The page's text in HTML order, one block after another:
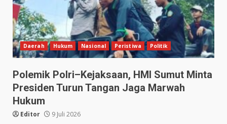
Daerah Hukum Nasional Peristiwa Politik
Polemik Polri–Kejaksaan, HMI Sumut Minta
Presiden Turun Tangan Jaga Marwah
Hukum
Editor 9 Juli 2026